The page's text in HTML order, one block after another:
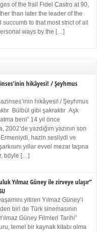
of the frail Fidel Castro at 90,
than later the leader of the
to that most strict of all
ways by the […]
hikâyesi! / Şeyhmus
hikâyesi! / Şeyhmus
Bülbül gibi şakraktır Aşk
beni” 14 yıl önce
yazdığım yazının son
hazin sesliydi ve
yıllar evvel mezar taşına
böyle […]
Yılmaz Güney ile zirveye ulaşır”
yitiren Yılmaz Güney’i
biri de Türk sinemasının
Güney Filmleri Tarihi”
temel bir kaynak kitabı olma